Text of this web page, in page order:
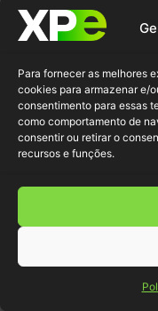
Para fornecer as melhores
cookies para armazenar e/
consentimento para essas
como comportamento de
consentir ou retirar o
recursos e funções.
como investir e
produtos. A
Direto. Que tal
Multi+e tenha acesso
financeira
mercado!